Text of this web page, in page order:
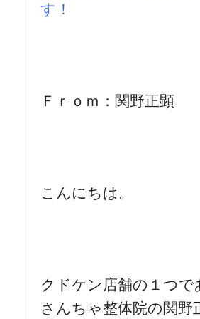
す！
Ｆｒｏｍ：関野正顕
こんにちは。
クドケン店舗の１つで
さんちゃ整体院の関野